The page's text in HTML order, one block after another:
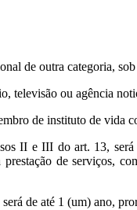
de outra categoria,
televisão ou agência
de instituto de vida
II e III do art. 13,
de serviços,
de até 1 (um) ano,